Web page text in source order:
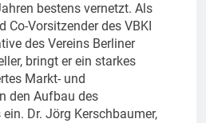
bestens vernetzt. Als
Vorsitzender des VBKI
des Vereins Berliner
bringt er ein starkes
Markt- und
den Aufbau des
Dr. Jörg Kerschbaumer,